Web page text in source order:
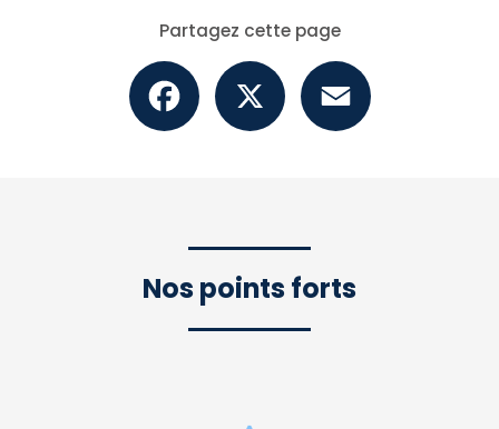
Partagez cette page
Facebook
Nos points forts